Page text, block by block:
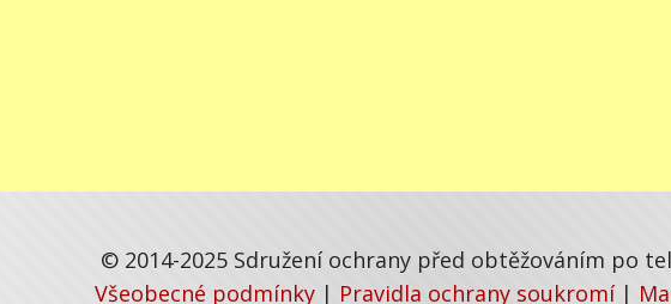
© 2014-2025 Sdružení ochrany před obtěžováním po
Všeobecné podmínky | Pravidla ochrany soukromí |